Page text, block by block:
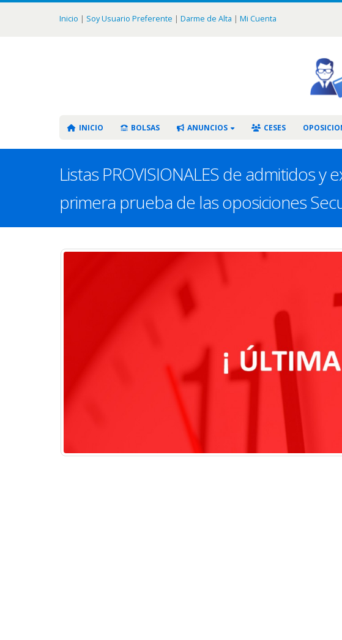
Inicio | Soy Usuario Preferente | Darme de Alta | Mi Cuenta
INICIO BOLSAS ANUNCIOS CESES
Listas PROVISIONALES de admitidos
primera prueba de las oposiciones